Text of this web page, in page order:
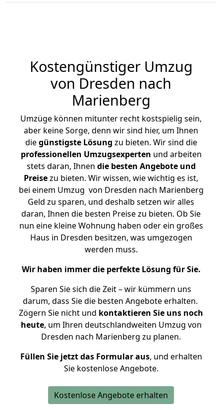
Kostengünstiger Umzug
von Dresden nach
Marienberg
Umzüge können mitunter recht kostspielig sein,
aber keine Sorge, denn wir sind hier, um Ihnen
diegünstigste Lösung zu bieten. Wir sind die
professionellen Umzugsexperten und arbeiten
stets daran, Ihnen die besten Angebote und
Preisezu bieten. Wir wissen, wie wichtig es ist,
bei einem Umzug von Dresden nach Marienberg
Geld zu sparen, und deshalb setzen wir alles
daran, Ihnen die besten Preise zu bieten. Ob Sie
nun eine kleine Wohnung haben oder ein großes
Haus in Dresden besitzen, was umgezogen
werden muss.
Wir haben immer die perfekte Lösung für Sie.
Sparen Sie sich die Zeit – wir kümmern uns
darum, dass Sie die besten Angebote erhalten.
Zögern Sie nicht und kontaktieren Sie uns noch
heute, um Ihren deutschlandweiten Umzug von
Dresden nach Marienberg zu planen.
Füllen Sie jetzt das Formular aus, und erhalten
Sie kostenlose Angebote.
Kostenlose Angebote erhalten